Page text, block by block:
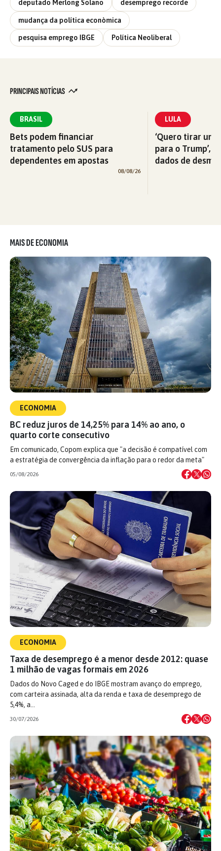
deputado Merlong Solano desemprego recorde
mudança da política econòmica
pesquisa emprego IBGE Política Neoliberal
PRINCIPAIS NOTÍCIAS
BRASIL
Bets podem financiar
tratamento pelo SUS para
dependentes em apostas
08/08/26
LULA
‘Quero tirar
para o Trump’,
dados de
MAIS DE ECONOMIA
ECONOMIA
BC reduz juros de 14,25% para 14% ao ano, o
quarto corte consecutivo
Em comunicado, Copom explica que "a decisão é compatível com
a estratégia de convergência da inflação para o redor da meta"
05/08/2026
ECONOMIA
Taxa de desemprego é a menor desde 2012: quase
1 milhão de vagas formais em 2026
Dados do Novo Caged e do IBGE mostram avanço do emprego,
com carteira assinada, alta da renda e taxa de desemprego de
5,4%, a…
30/07/2026